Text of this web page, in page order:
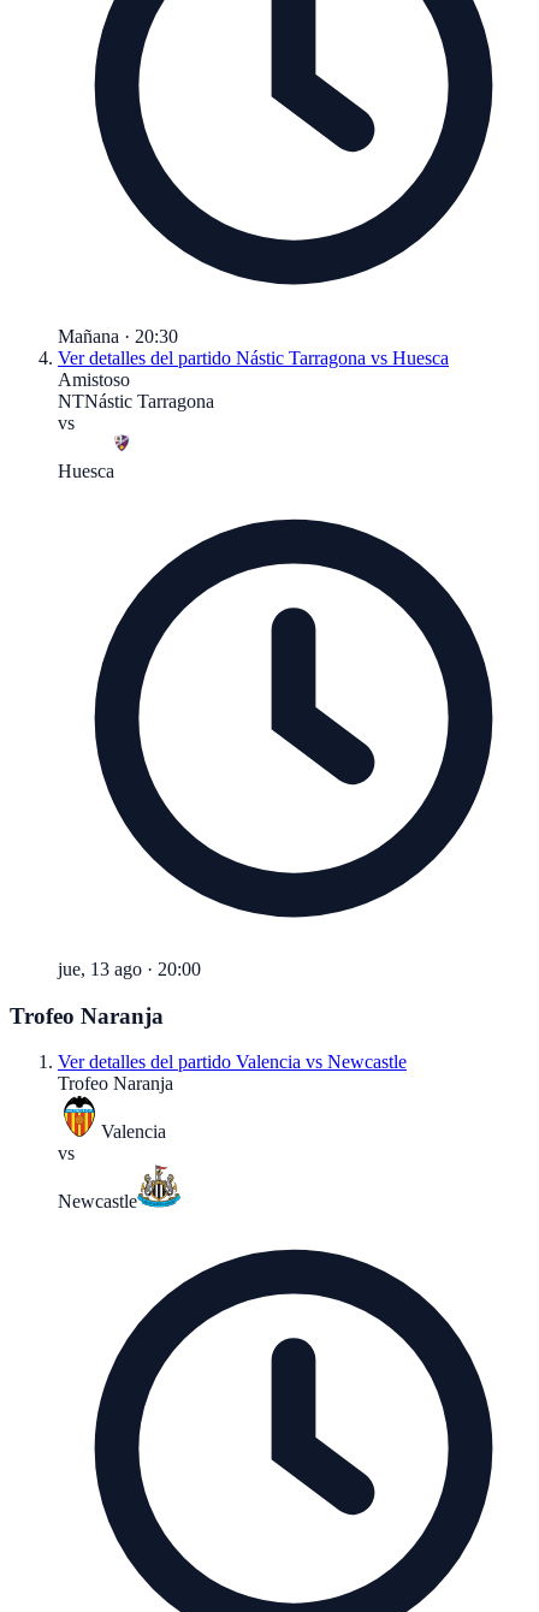
Mañana · 20:30
Ver detalles del partido Nástic Tarragona vs Huesca
Amistoso
NTNástic Tarragona
vs
Huesca
jue, 13 ago · 20:00
Trofeo Naranja
Ver detalles del partido Valencia vs Newcastle
Trofeo Naranja
Valencia
vs
Newcastle